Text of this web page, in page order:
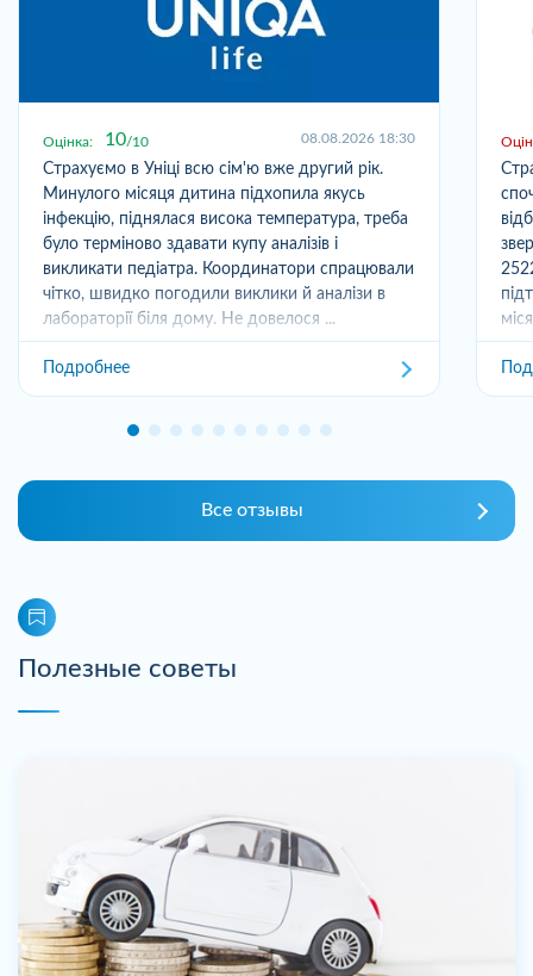
Оцінка: 10 10 08.08.2026 18:30
Страхуємо в Уніці всю сім'ю вже другий рік.
Минулого місяця дитина підхопила якусь
інфекцію, піднялася висока температура, треба
було терміново здавати купу аналізів і
викликати педіатра. Координатори спрацювали
чітко, швидко погодили виклики й аналізи в
лабораторії біля дому. Не довелося ...
Подробнее
Все отзывы
Полезные советы